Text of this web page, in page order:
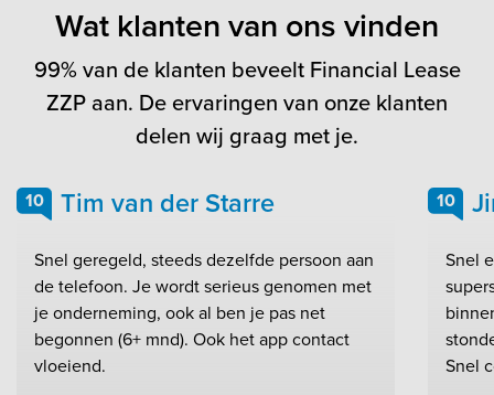
Wat klanten van ons vinden
99% van de klanten beveelt Financial Lease
ZZP aan. De ervaringen van onze klanten
delen wij graag met je.
10 Tim van der Starre
Snel geregeld, steeds dezelfde persoon aan
de telefoon. Je wordt serieus genomen met
je onderneming, ook al ben je pas net
begonnen (6+ mnd). Ook het app contact
vloeiend.
10
Snel
Snel